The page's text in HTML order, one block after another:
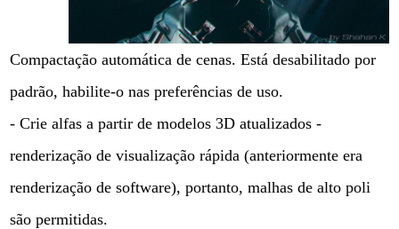
Compactação automática de cenas. Está desabilitado por
padrão, habilite-o nas preferências de uso.
- Crie alfas a partir de modelos 3D atualizados -
renderização de visualização rápida (anteriormente era
renderização de software), portanto, malhas de alto poli
são permitidas.